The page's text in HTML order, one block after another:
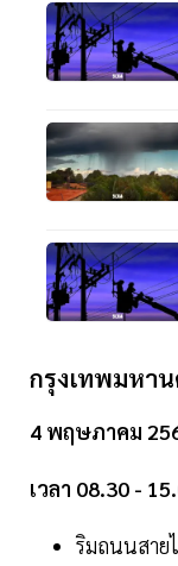
กรุงเทพมหา
4 พฤษภาคม
เวลา 08.30 -
ริมถนนสาย